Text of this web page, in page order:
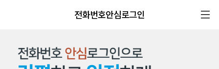
전화번호안심로그인